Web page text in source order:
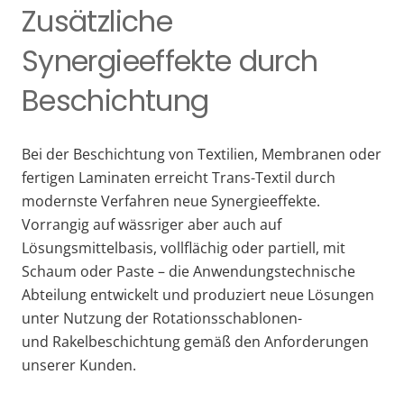
Zusätzliche
Synergieeffekte durch
Beschichtung
Bei der Beschichtung von Textilien, Membranen oder
fertigen Laminaten erreicht Trans-Textil durch
modernste Verfahren neue Synergieeffekte.
Vorrangig auf wässriger aber auch auf
Lösungsmittelbasis, vollflächig oder partiell, mit
Schaum oder Paste – die Anwendungstechnische
Abteilung entwickelt und produziert neue Lösungen
unter Nutzung der Rotationsschablonen-
und Rakelbeschichtung gemäß den Anforderungen
unserer Kunden.